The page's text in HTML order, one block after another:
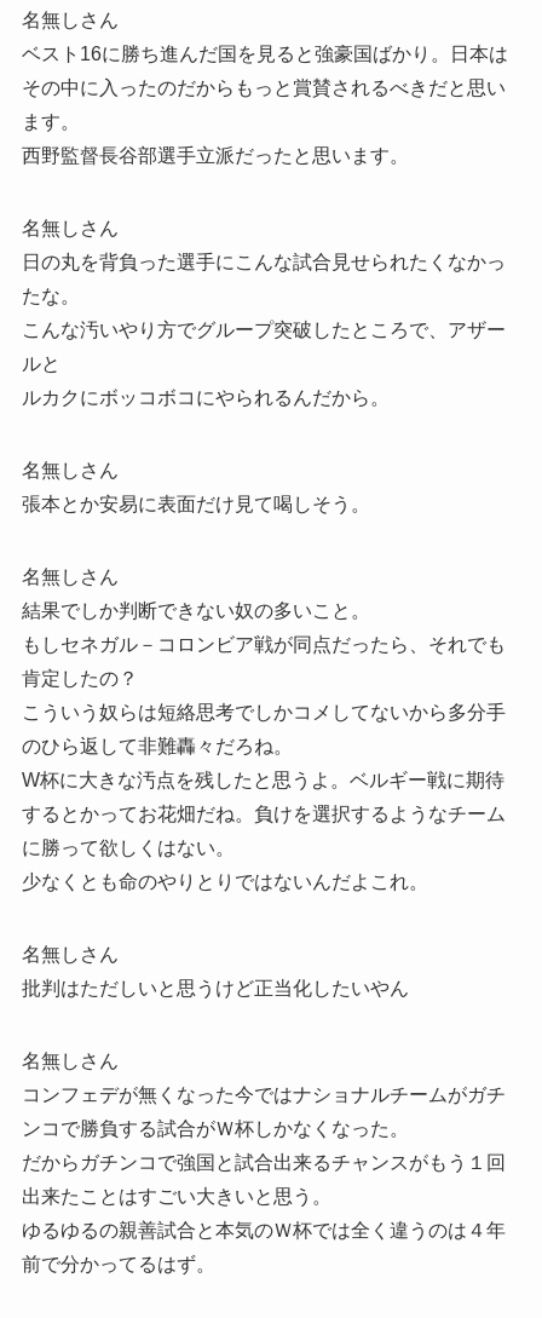
名無しさん
ベスト16に勝ち進んだ国を見ると強豪国ばかり。日本は
その中に入ったのだからもっと賞賛されるべきだと思い
ます。
西野監督長谷部選手立派だったと思います。
名無しさん
日の丸を背負った選手にこんな試合見せられたくなかっ
たな。
こんな汚いやり方でグループ突破したところで、アザー
ルと
ルカクにボッコボコにやられるんだから。
名無しさん
張本とか安易に表面だけ見て喝しそう。
名無しさん
結果でしか判断できない奴の多いこと。
もしセネガル－コロンビア戦が同点だったら、それでも
肯定したの？
こういう奴らは短絡思考でしかコメしてないから多分手
のひら返して非難轟々だろね。
W杯に大きな汚点を残したと思うよ。ベルギー戦に期待
するとかってお花畑だね。負けを選択するようなチーム
に勝って欲しくはない。
少なくとも命のやりとりではないんだよこれ。
名無しさん
批判はただしいと思うけど正当化したいやん
名無しさん
コンフェデが無くなった今ではナショナルチームがガチ
ンコで勝負する試合がＷ杯しかなくなった。
だからガチンコで強国と試合出来るチャンスがもう１回
出来たことはすごい大きいと思う。
ゆるゆるの親善試合と本気のＷ杯では全く違うのは４年
前で分かってるはず。